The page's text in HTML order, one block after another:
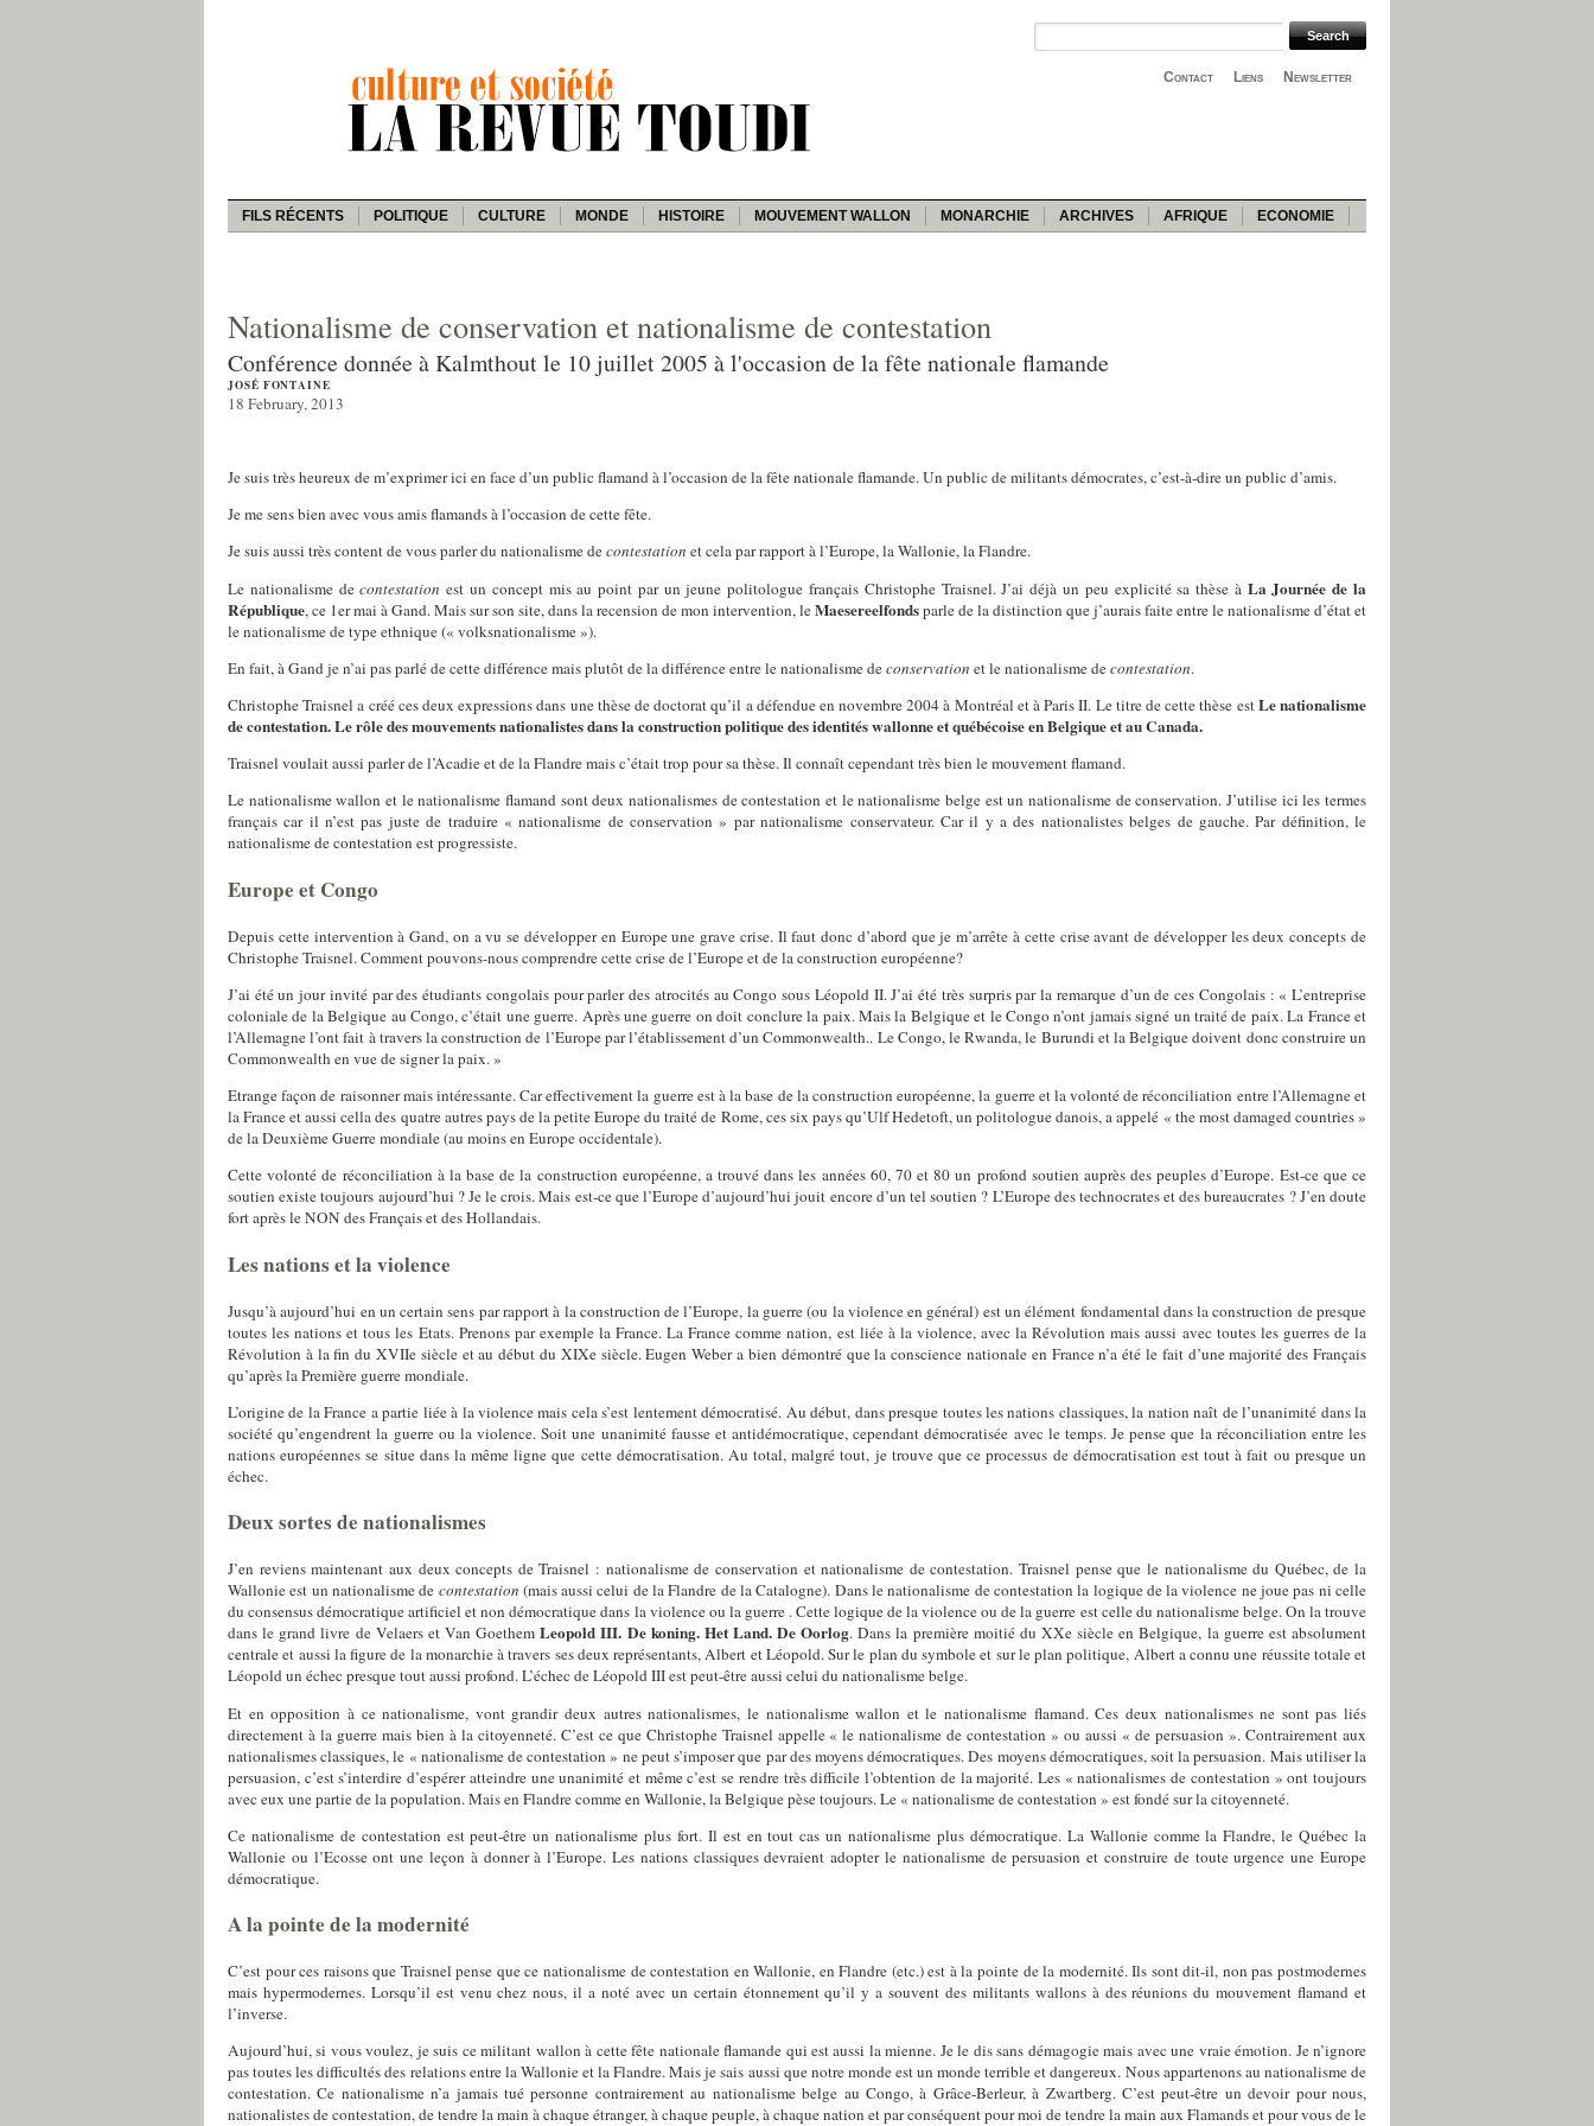
Newsletter
Liens
Contact
FILS RÉCENTS POLITIQUE CULTURE MONDE HISTOIRE MOUVEMENT WALLON MONARCHIE ARCHIVES AFRIQUE ECONOMIE
Nationalisme de conservation et nationalisme de contestation
Conférence donnée à Kalmthout le 10 juillet 2005 à l'occasion de la fête nationale flamande
JOSÉ FONTAINE
18 February, 2013
Je suis très heureux de m’exprimer ici en face d’un public flamand à l’occasion de la fête nationale flamande.Un public de militants démocrates, c’est-à-dire un public d’amis.
Je me sens bien avec vous amis flamands à l’occasion de cette fête.
Je suis aussi très content de vous parler du nationalisme decontestation et cela par rapport à l’Europe, la Wallonie, la Flandre.
Le nationalisme decontestation est un concept mis au point par un jeune politologue français Christophe Traisnel. J’ai déjà un peu explicité sa thèse à La Journée de la
République, ce 1er mai à Gand. Mais sur son site, dans la recension de mon intervention, leMaesereelfondsparle de la distinction que j’aurais faite entre le nationalisme d’état et
le nationalisme de type ethnique (« volksnationalisme »).
En fait, à Gand je n’ai pas parlé de cette différence mais plutôt de la différence entre le nationalisme deconservation et le nationalisme decontestation.
Christophe Traisnel a créé ces deux expressions dans une thèse de doctorat qu’il a défendue en novembre 2004 à Montréal et à Paris II. Le titre de cette thèse estLe nationalisme
de contestation. Le rôle des mouvements nationalistes dans la construction politique des identités wallonne et québécoise en Belgique et au Canada.
Traisnel voulait aussi parler de l’Acadie et de la Flandre mais c’était trop pour sa thèse. Il connaît cependant très bien le mouvement flamand.
Le nationalisme wallon et le nationalisme flamand sont deux nationalismes de contestation et le nationalisme belge est un nationalisme de conservation. J’utilise ici les termes
français car il n’est pas juste de traduire « nationalisme de conservation » par nationalisme conservateur. Car il y a des nationalistes belges de gauche. Par définition, le
nationalisme de contestation est progressiste.
Europe et Congo
Depuis cette intervention à Gand, on a vu se développer en Europe une grave crise. Il faut donc d’abord que je m’arrête à cette crise avant de développer les deux concepts de
Christophe Traisnel. Comment pouvons-nous comprendre cette crise de l’Europe et de la construction européenne?
J’ai été un jour invité par des étudiants congolais pour parler des atrocités au Congo sous Léopold II. J’ai été très surpris par la remarque d’un de ces Congolais : « L’entreprise
coloniale de la Belgique au Congo, c’était une guerre. Après une guerre on doit conclure la paix. Mais la Belgique et le Congo n’ont jamais signé un traité de paix. La France et
l’Allemagne l’ont fait à travers la construction de l’Europe par l’établissement d’un Commonwealth.. Le Congo, le Rwanda, le Burundi et la Belgique doivent donc construire un
Commonwealth en vue de signer la paix. »
Etrange façon de raisonner mais intéressante. Car effectivement la guerre est à la base de la construction européenne, la guerre et la volonté de réconciliation entre l’Allemagne et
la France et aussi cella des quatre autres pays de la petite Europe du traité de Rome, ces six pays qu’Ulf Hedetoft, un politologue danois, a appelé « the most damaged countries »
de la Deuxième Guerre mondiale (au moins en Europe occidentale).
Cette volonté de réconciliation à la base de la construction européenne, a trouvé dans les années 60, 70 et 80 un profond soutien auprès des peuples d’Europe. Est-ce que ce
soutien existe toujours aujourd’hui ? Je le crois. Mais est-ce que l’Europe d’aujourd’hui jouit encore d’un tel soutien ? L’Europe des technocrates et des bureaucrates ? J’en doute
fort après le NON des Français et des Hollandais.
Les nations et la violence
Jusqu’à aujourd’hui en un certain sens par rapport à la construction de l’Europe, la guerre (ou la violence en général) est un élément fondamental dans la construction de presque
toutes les nations et tous les Etats. Prenons par exemple la France. La France comme nation, est liée à la violence, avec la Révolution mais aussi avec toutes les guerres de la
Révolution à la fin du XVIIe siècle et au début du XIXe siècle. Eugen Weber a bien démontré que la conscience nationale en France n’a été le fait d’une majorité des Français
qu’après la Première guerre mondiale.
L’origine de la France a partie liée à la violence mais cela s’est lentement démocratisé. Au début, dans presque toutes les nations classiques, la nation naît de l’unanimité dans la
société qu’engendrent la guerre ou la violence. Soit une unanimité fausse et antidémocratique, cependant démocratisée avec le temps. Je pense que la réconciliation entre les
nations européennes se situe dans la même ligne que cette démocratisation. Au total, malgré tout, je trouve que ce processus de démocratisation est tout à fait ou presque un
échec.
Deux sortes de nationalismes
J’en reviens maintenant aux deux concepts de Traisnel : nationalisme de conservation et nationalisme de contestation. Traisnel pense que le nationalisme du Québec, de la
Wallonie est un nationalisme de contestation (mais aussi celui de la Flandre de la Catalogne). Dans le nationalisme de contestation la logique de la violence ne joue pas ni celle
du consensus démocratique artificiel et non démocratique dans la violence ou la guerre . Cette logique de la violence ou de la guerre est celle du nationalisme belge. On la trouve
dans le grand livre de Velaers et Van Goethem Leopold III. De koning. Het Land. De Oorlog. Dans la première moitié du XXe siècle en Belgique, la guerre est absolument
centrale et aussi la figure de la monarchie à travers ses deux représentants, Albert et Léopold. Sur le plan du symbole et sur le plan politique, Albert a connu une réussite totale et
Léopold un échec presque tout aussi profond. L’échec de Léopold III est peut-être aussi celui du nationalisme belge.
Et en opposition à ce nationalisme, vont grandir deux autres nationalismes, le nationalisme wallon et le nationalisme flamand. Ces deux nationalismes ne sont pas liés
directement à la guerre mais bien à la citoyenneté. C’est ce que Christophe Traisnel appelle « le nationalisme de contestation » ou aussi « de persuasion ». Contrairement aux
nationalismes classiques, le « nationalisme de contestation » ne peut s’imposer que par des moyens démocratiques. Des moyens démocratiques, soit la persuasion. Mais utiliser la
persuasion, c’est s’interdire d’espérer atteindre une unanimité et même c’est se rendre très difficile l’obtention de la majorité. Les « nationalismes de contestation » ont toujours
avec eux une partie de la population. Mais en Flandre comme en Wallonie, la Belgique pèse toujours. Le « nationalisme de contestation » est fondé sur la citoyenneté.
Ce nationalisme de contestation est peut-être un nationalisme plus fort. Il est en tout cas un nationalisme plus démocratique. La Wallonie comme la Flandre, le Québec la
Wallonie ou l’Ecosse ont une leçon à donner à l’Europe. Les nations classiques devraient adopter le nationalisme de persuasion et construire de toute urgence une Europe
démocratique.
A la pointe de la modernité
C’est pour ces raisons que Traisnel pense que ce nationalisme de contestation en Wallonie, en Flandre (etc.) est à la pointe de la modernité. Ils sont dit-il, non pas postmodernes
mais hypermodernes. Lorsqu’il est venu chez nous, il a noté avec un certain étonnement qu’il y a souvent des militants wallons à des réunions du mouvement flamand et
l’inverse.
Aujourd’hui, si vous voulez, je suis ce militant wallon à cette fête nationale flamande qui est aussi la mienne. Je le dis sans démagogie mais avec une vraie émotion. Je n’ignore
pas toutes les difficultés des relations entre la Wallonie et la Flandre. Mais je sais aussi que notre monde est un monde terrible et dangereux. Nous appartenons au nationalisme de
contestation. Ce nationalisme n’a jamais tué personne contrairement au nationalisme belge au Congo, à Grâce-Berleur, à Zwartberg. C’est peut-être un devoir pour nous,
nationalistes de contestation, detendre la main à chaque étranger, à chaque peuple, à chaque nation et par conséquent pour moi de tendre la main aux Flamands et pour vous de le